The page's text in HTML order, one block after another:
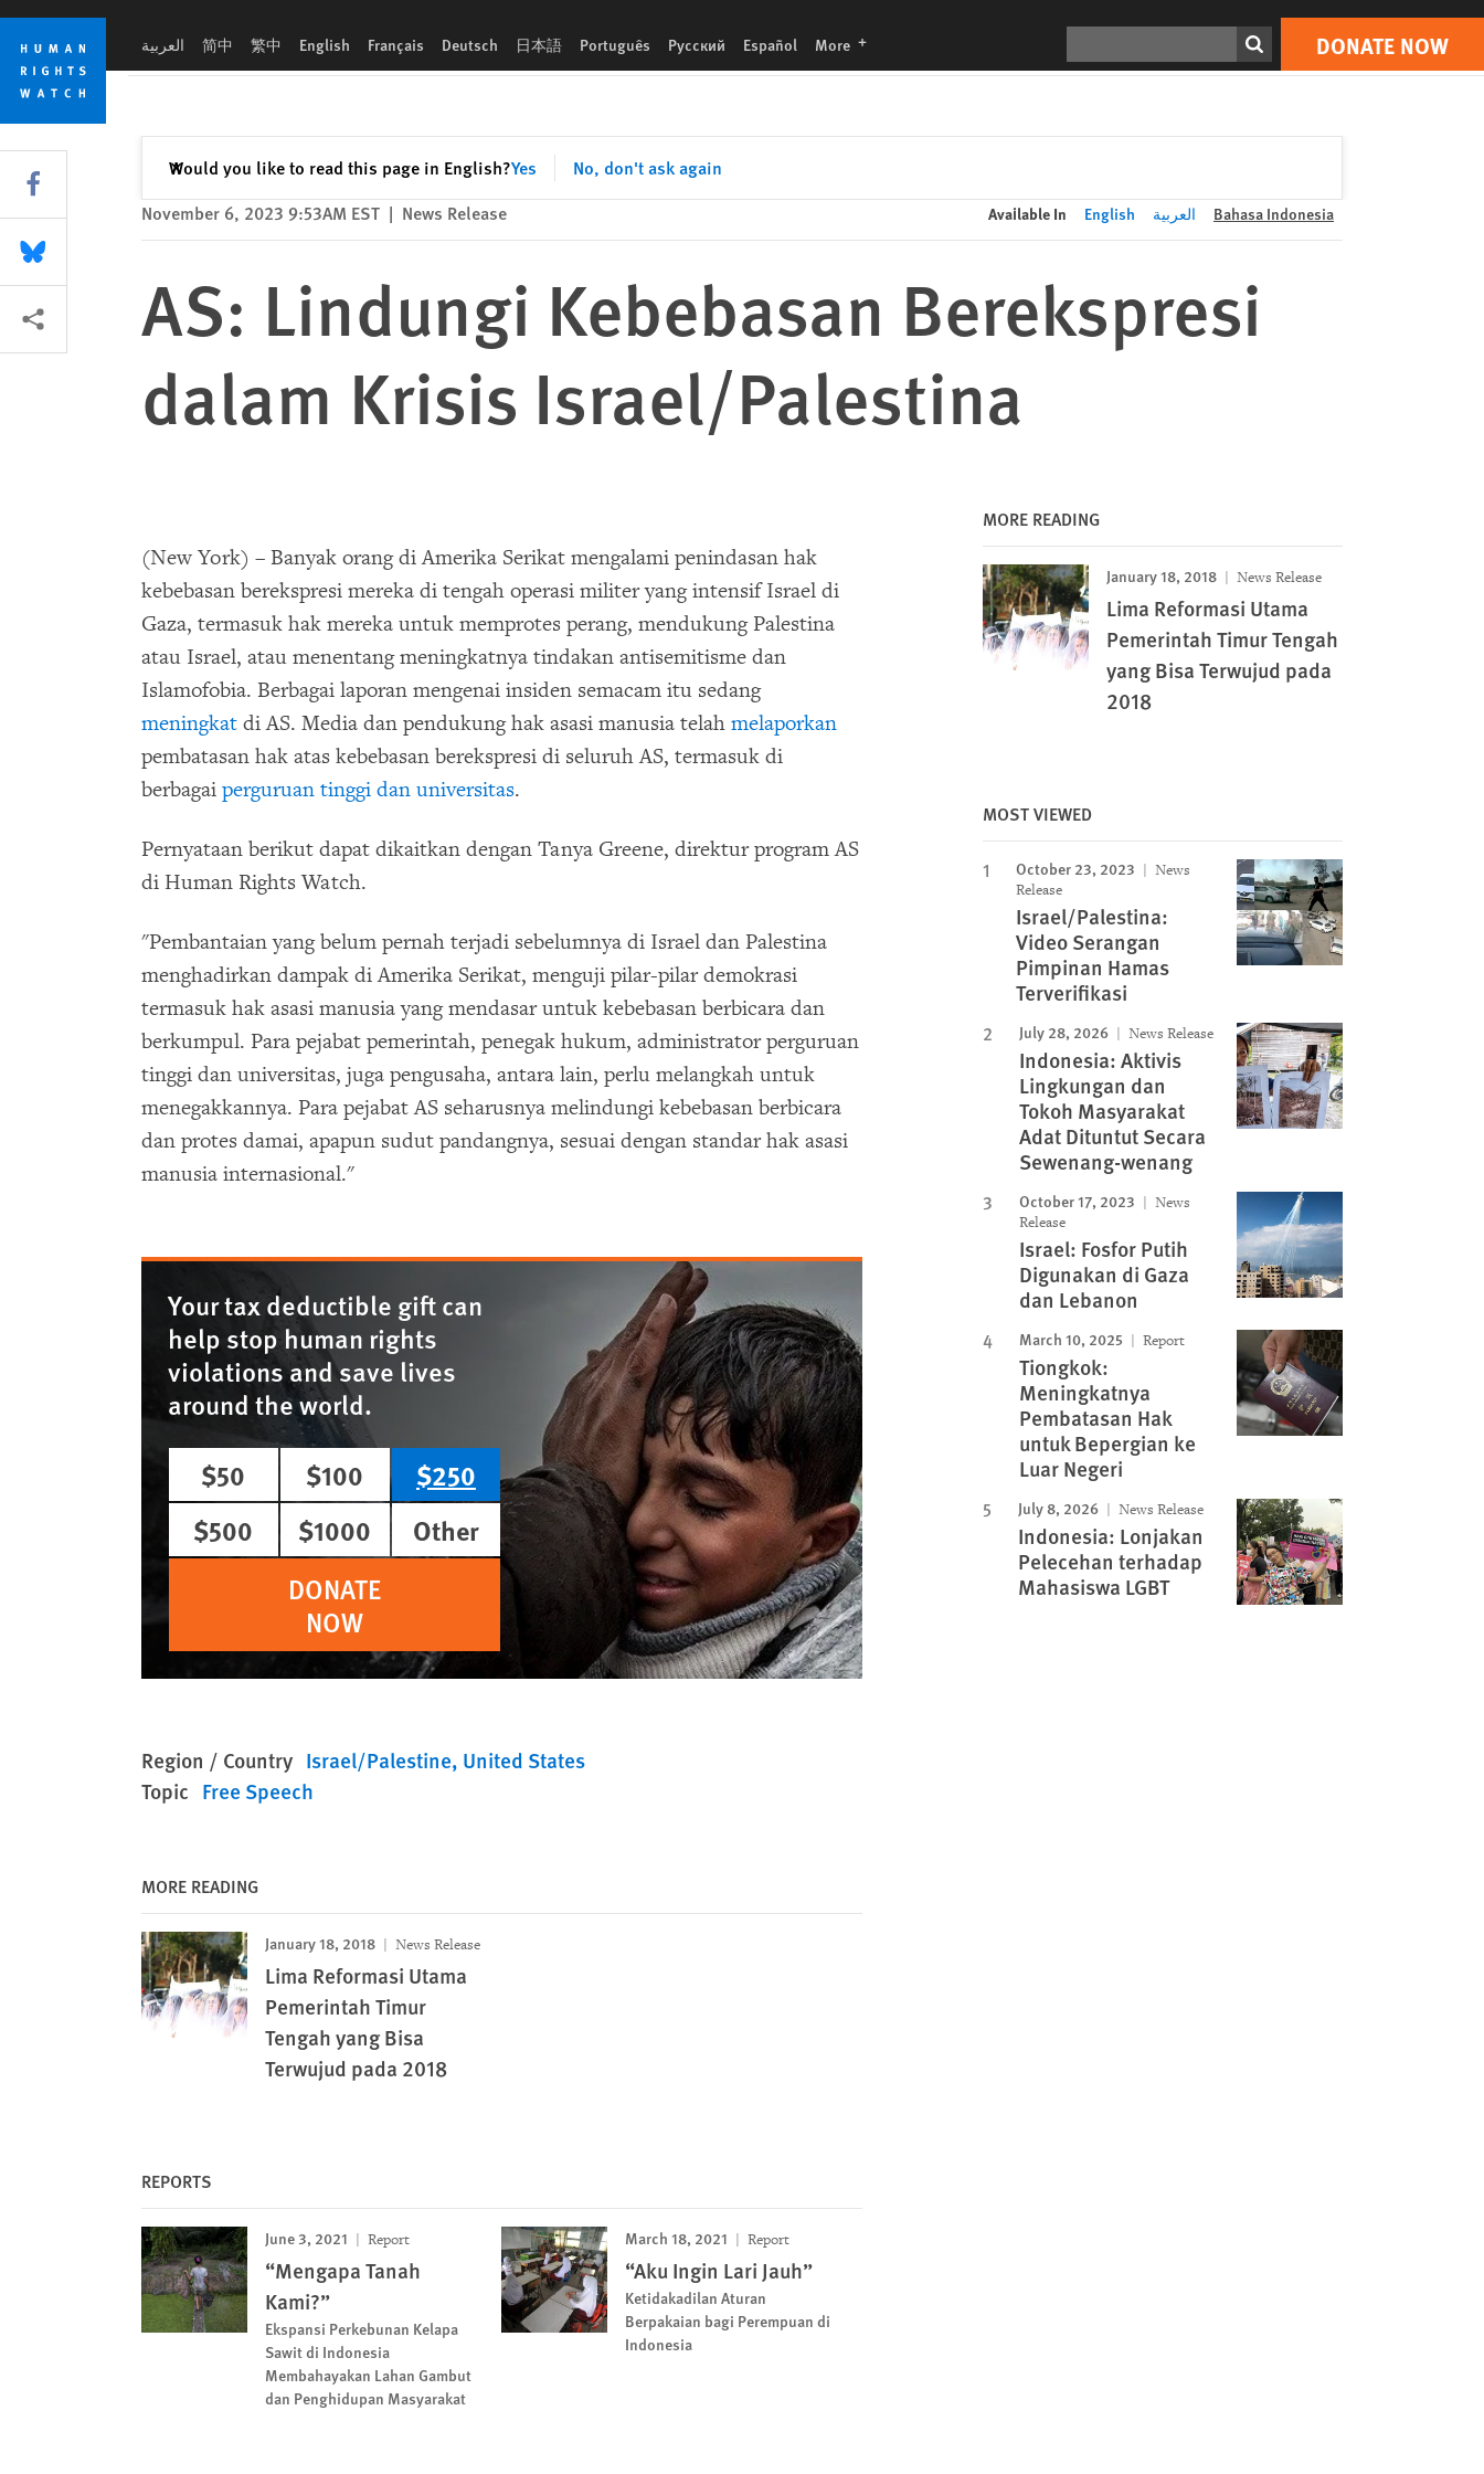
Skip
cookie
privacy
notice
Skip
main
content
العربية 简中 繁中 English Français Deutsch 日本語 Português Русский Español More languages DONATE NOW
Would you like to read this page in English?Yes No, don't ask again
✕Close
Print DONATE NOW
November 6, 2023 9:53AM EST | News Release Available In English العربية Bahasa Indonesia
AS: Lindungi Kebebasan Berekspresi
dalam Krisis Israel/Palestina
(New York) – Banyak orang di Amerika Serikat mengalami penindasan hak
kebebasan berekspresi mereka di tengah operasi militer yang intensif Israel di
Gaza, termasuk hak mereka untuk memprotes perang, mendukung Palestina
atau Israel, atau menentang meningkatnya tindakan antisemitisme dan
Islamofobia. Berbagai laporan mengenai insiden semacam itu sedang
meningkat di AS. Media dan pendukung hak asasi manusia telah melaporkan
pembatasan hak atas kebebasan berekspresi di seluruh AS, termasuk di
berbagai perguruan tinggi dan universitas.
Pernyataan berikut dapat dikaitkan dengan Tanya Greene, direktur program AS
di Human Rights Watch.
"Pembantaian yang belum pernah terjadi sebelumnya di Israel dan Palestina
menghadirkan dampak di Amerika Serikat, menguji pilar-pilar demokrasi
termasuk hak asasi manusia yang mendasar untuk kebebasan berbicara dan
berkumpul. Para pejabat pemerintah, penegak hukum, administrator perguruan
tinggi dan universitas, juga pengusaha, antara lain, perlu melangkah untuk
menegakkannya. Para pejabat AS seharusnya melindungi kebebasan berbicara
dan protes damai, apapun sudut pandangnya, sesuai dengan standar hak asasi
manusia internasional."
Your tax deductible gift can
help stop human rights
violations and save lives
around the world.
$50
$100
$250
$500
$1000
Other
DONATE
NOW
Region / Country Israel/Palestine United States
Topic Free Speech
MORE READING
January 18, 2018 News Release
Lima Reformasi Utama
Pemerintah Timur
Tengah yang Bisa
Terwujud pada 2018
REPORTS
June 3, 2021 Report
“Mengapa Tanah
Kami?”
Ekspansi Perkebunan Kelapa
Sawit di Indonesia
Membahayakan Lahan Gambut
dan Penghidupan Masyarakat
March 18, 2021 Report
“Aku Ingin Lari Jauh”
Ketidakadilan Aturan
Berpakaian bagi Perempuan di
Indonesia
MORE READING
January 18, 2018 News Release
Lima Reformasi Utama
Pemerintah Timur Tengah
yang Bisa Terwujud pada
2018
MOST VIEWED
October 23, 2023
News
Release
Israel/Palestina:
Video Serangan
Pimpinan Hamas
Terverifikasi
July 28, 2026 News Release
Indonesia: Aktivis
Lingkungan dan
Tokoh Masyarakat
Adat Dituntut Secara
Sewenang-wenang
October 17, 2023
News
Release
Israel: Fosfor Putih
Digunakan di Gaza
dan Lebanon
March 10, 2025 Report
Tiongkok:
Meningkatnya
Pembatasan Hak
untuk Bepergian ke
Luar Negeri
July 8, 2026 News Release
Indonesia: Lonjakan
Pelecehan terhadap
Mahasiswa LGBT
Share this via Facebook
Share this via Bluesky
More sharing options